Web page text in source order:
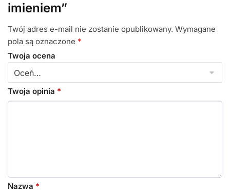
imieniem”
Twój adres e-mail nie zostanie opublikowany. Wymagane
pola są oznaczone *
Twoja ocena
Twoja opinia *
Nazwa *